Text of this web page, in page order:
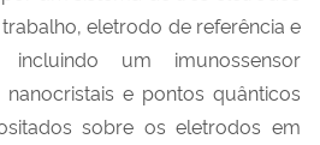
eletrodo de referência e
um imunossensor
e pontos quânticos
sobre os eletrodos em